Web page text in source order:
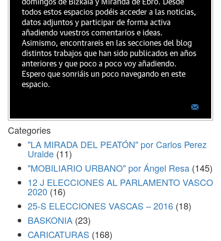
domingos de Bizkaia y Miranda de Ebro. Desde
todos estos espacios podéis acceder a las noticias,
datos adjuntos y participar de forma activa
añadiendo vuestros comentarios e ideas.
Asimismo, encontrareis en las secciones del blog
distintos trabajos que han sido publicados en años
anteriores y que poco a poco voy añadiendo.
Espero que sonriáis un poco navegando en este
espacio.
Categories
"LA MIRADA DEL PEATÓN" por Carlos Perez
Uralde (11)
"MOBILIARIO URBANO" por Ángel Resa (145)
12 J ELECCIONES AL PARLAMENTO VASCO
2020 (16)
25-S ELECCIONES VASCAS – 2016 (18)
BASKONIA (23)
CARICATURAS (168)